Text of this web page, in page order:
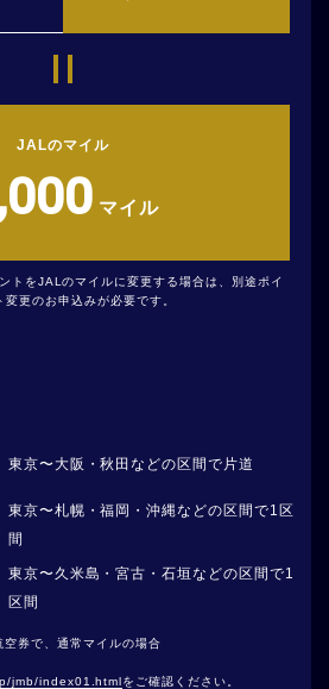
JALのマイル
マイル
トをJALのマイルに変更する場合は、別途ポイ
変更のお申込みが必要です。
東京〜大阪・秋田などの区間で片道
東京〜札幌・福岡・沖縄などの区間で1区
間
東京〜久米島・宮古・石垣などの区間で1
区間
券で、通常マイルの場合
jmb/index01.htmlをご確認ください。